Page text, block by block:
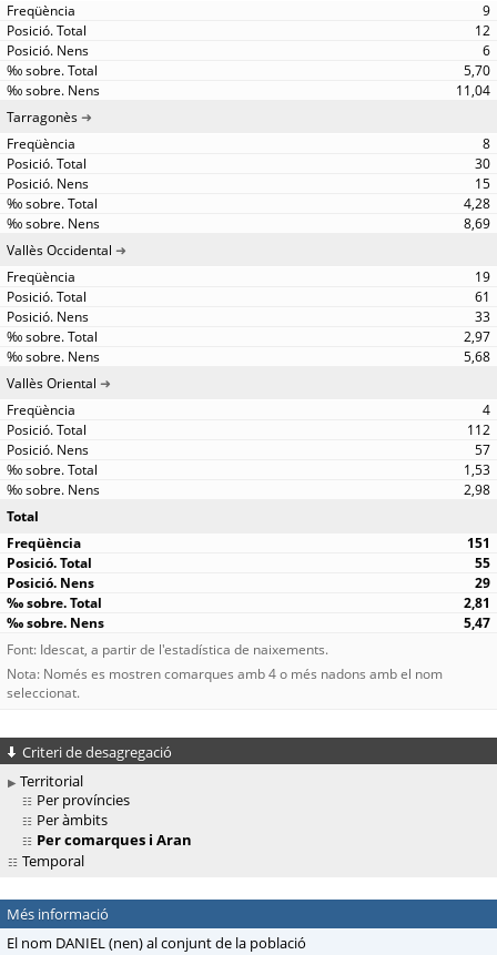
9
12
6
5,70
11,04
Tarragonès
8
30
15
4,28
8,69
Vallès Occidental
19
61
33
2,97
5,68
Vallès Oriental
4
112
57
1,53
2,98
Total
151
55
29
2,81
5,47
Font: Idescat, a partir de l'estadística de naixements.
Nota: Només es mostren comarques amb 4 o més nadons amb el nom
seleccionat.
Criteri de desagregació
Territorial
Per províncies
Per àmbits
Per comarques i Aran
Temporal
Més informació
El nom DANIEL (nen) al conjunt de la població